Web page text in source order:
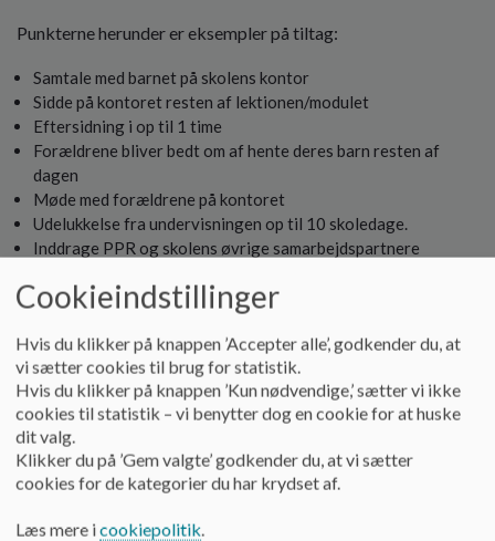
Punkterne herunder er eksempler på tiltag:
Samtale med barnet på skolens kontor
Sidde på kontoret resten af lektionen/modulet
Eftersidning i op til 1 time
Forældrene bliver bedt om af hente deres barn resten af
dagen
Møde med forældrene på kontoret
Udelukkelse fra undervisningen op til 10 skoledage.
Inddrage PPR og skolens øvrige samarbejdspartnere
Bekendtgørelsen om fremme af god orden
folkeskolen:
Skovvangskolens ordensregler gælder for alle voksne og
børn. De gælder både, når vi er på skolen, og når vi er uden for
området i skolesammenhænge. Skolens ordensregler er
således en retning for et ordentligt samvær i
skolesammenhænge, som både gælder mellem
medarbejdere, forældre og eksterne samarbejdspartner,
mellem børn og mellem voksne og børn.
Cookieindstillinger
Hvis du klikker på knappen ’Accepter alle’, godkender du, at
vi sætter cookies til brug for statistik.
Hvis du klikker på knappen ’Kun nødvendige,’ sætter vi ikke
cookies til statistik – vi benytter dog en cookie for at huske
dit valg.
Klikker du på ’Gem valgte’ godkender du, at vi sætter
cookies for de kategorier du har krydset af.
Læs mere icookiepolitik.